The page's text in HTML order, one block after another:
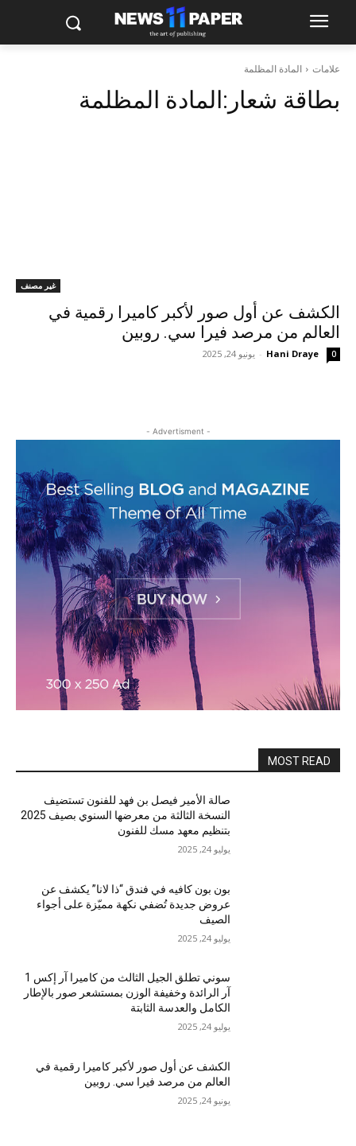
علامات المادة المظلمة
بطاقة شعار:المادة المظلمة
غير مصنف
الكشف عن أول صور لأكبر كاميرا رقمية في
العالم من مرصد فيرا سي. روبين
Hani Draye
- يونيو 24, 2025 0
- Advertisment -
MOST READ
صالة الأمير فيصل بن فهد للفنون تستضيف
النسخة الثالثة من معرضها السنوي بصيف 2025
بتنظيم معهد مسك للفنون
يوليو 24, 2025
بون بون كافيه في فندق “ذا لانا” يكشف عن
عروض جديدة تُضفي نكهة مميّزة على أجواء
الصيف
يوليو 24, 2025
سوني تطلق الجيل الثالث من كاميرا آر إكس 1
آر الرائدة وخفيفة الوزن بمستشعر صور بالإطار
الكامل والعدسة الثابتة
يوليو 24, 2025
الكشف عن أول صور لأكبر كاميرا رقمية في
العالم من مرصد فيرا سي. روبين
يونيو 24, 2025